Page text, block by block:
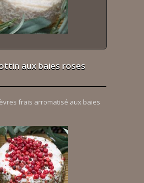
aux baies roses
frais arromatisé aux baies